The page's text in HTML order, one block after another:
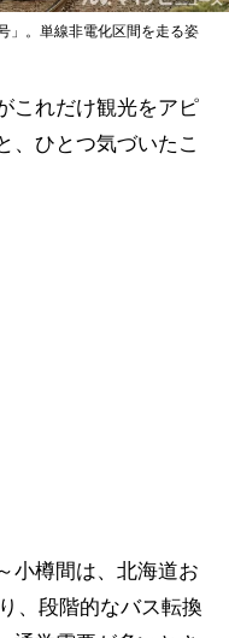
」。単線非電化区間を走る姿
これだけ観光をアピ
、ひとつ気づいたこ
小樽間は、北海道お
、段階的なバス転換